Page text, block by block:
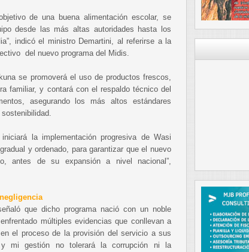
de una buena alimentación escolar, se
desde las más altas autoridades hasta los
indicó el ministro Demartini, al referirse a la
del nuevo programa del Midis.
se promoverá el uso de productos frescos,
familiar, y contará con el respaldo técnico del
asegurando los más altos estándares
la implementación progresiva de Wasi
y ordenado, para garantizar que el nuevo
antes de su expansión a nivel nacional”,
que dicho programa nació con un noble
múltiples evidencias que conllevan a
el proceso de la provisión del servicio a sus
y mi gestión no tolerará la corrupción ni la